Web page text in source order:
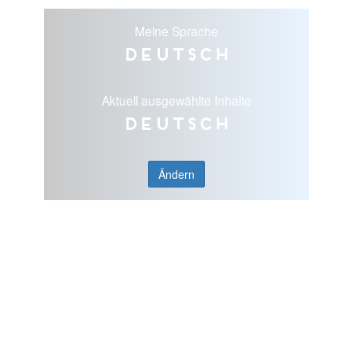
Meine Sprache
Deutsch
Aktuell ausgewählte Inhalte
Deutsch
Ändern